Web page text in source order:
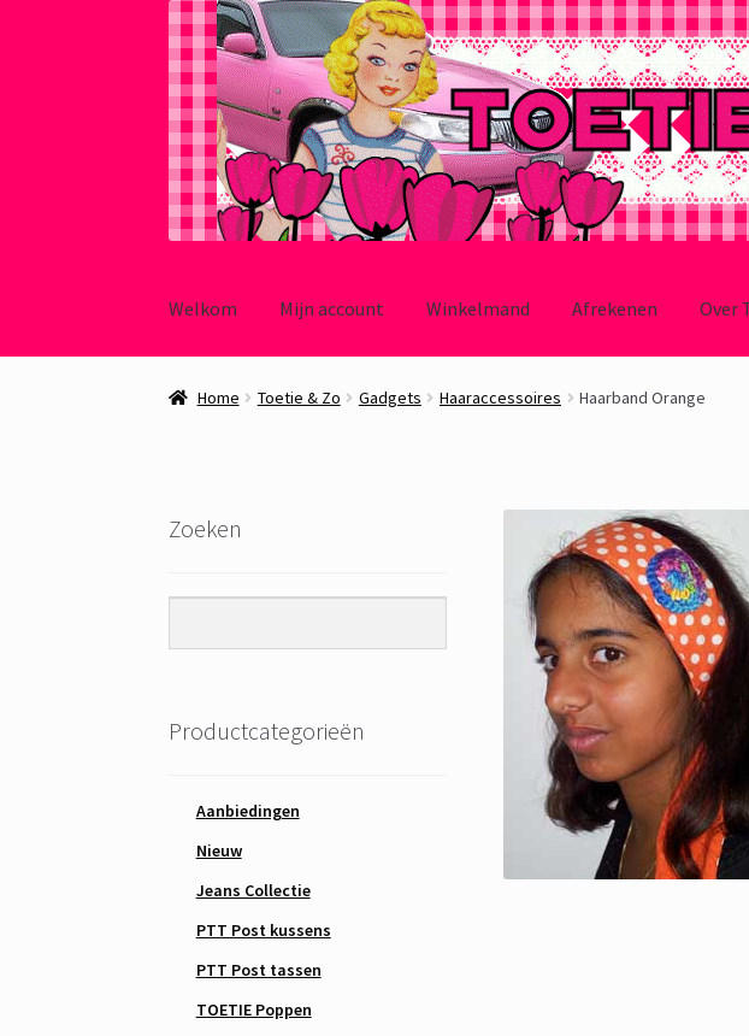
door
naar
Welkom Mijn account Winkelmand Afrekenen Over
Home Toetie & Zo Gadgets Haaraccessoires Haarband Orange
Zoeken
Productcategorieën
Aanbiedingen
Nieuw
Jeans Collectie
PTT Post kussens
PTT Post tassen
TOETIE Poppen